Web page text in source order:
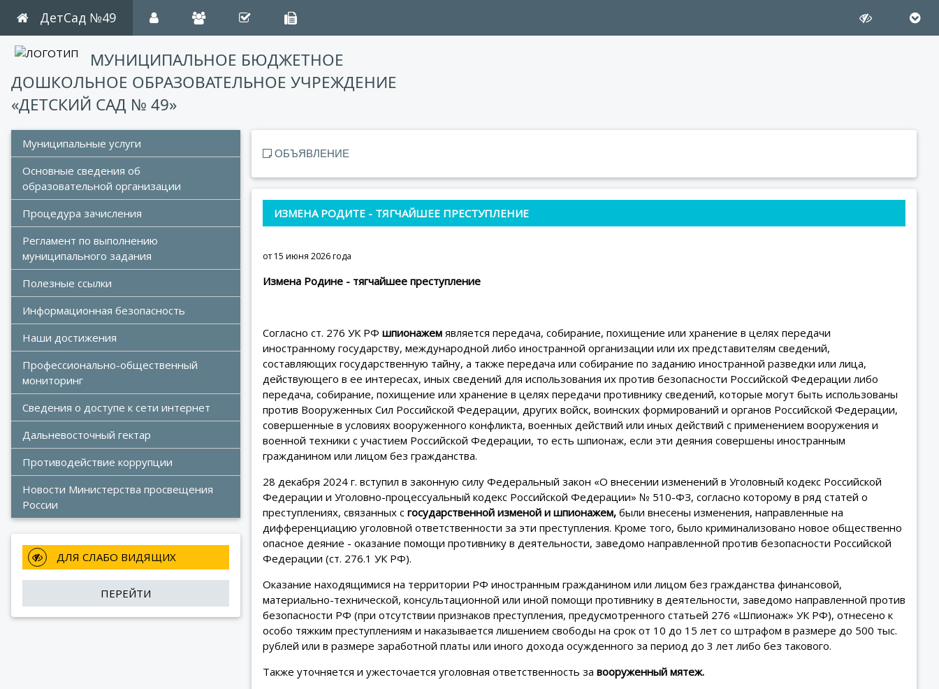
ДетСад №49
МУНИЦИПАЛЬНОЕ БЮДЖЕТНОЕ
ДОШКОЛЬНОЕ ОБРАЗОВАТЕЛЬНОЕ УЧРЕЖДЕНИЕ
«ДЕТСКИЙ САД № 49»
Муниципальные услуги
Основные сведения об
образовательной организации
Процедура зачисления
Регламент по выполнению
муниципального задания
Полезные ссылки
Информационная безопасность
Наши достижения
Профессионально-общественный
мониторинг
Сведения о доступе к сети интернет
Дальневосточный гектар
Противодействие коррупции
Новости Министерства просвещения
России
ДЛЯ СЛАБО ВИДЯЩИХ
ПЕРЕЙТИ
ОБЪЯВЛЕНИЕ
ИЗМЕНА РОДИТЕ - ТЯГЧАЙШЕЕ ПРЕСТУПЛЕНИЕ
от 15 июня 2026 года
Измена Родине - тягчайшее преступление
Согласно ст. 276 УК РФ шпионажемявляется передача, собирание, похищение или хранение в целях передачи
иностранному государству, международной либо иностранной организации или их представителям сведений,
составляющих государственную тайну, а также передача или собирание по заданию иностранной разведки или лица,
действующего в ее интересах, иных сведений для использования их против безопасности Российской Федерации либо
передача, собирание, похищение или хранение в целях передачи противнику сведений, которые могут быть использованы
против Вооруженных Сил Российской Федерации, других войск, воинских формирований и органов Российской Федерации,
совершенные в условиях вооруженного конфликта, военных действий или иных действий с применением вооружения и
военной техники с участием Российской Федерации, то есть шпионаж, если эти деяния совершены иностранным
гражданином или лицом без гражданства.
28 декабря 2024 г. вступил в законную силу Федеральный закон «О внесении изменений в Уголовный кодекс Российской
Федерации и Уголовно-процессуальный кодекс Российской Федерации» № 510-ФЗ, согласно которому в ряд статей о
преступлениях, связанных с государственной изменой и шпионажем,были внесены изменения, направленные на
дифференциацию уголовной ответственности за эти преступления. Кроме того, было криминализовано новое общественно
опасное деяние - оказание помощи противнику в деятельности, заведомо направленной против безопасности Российской
Федерации (ст. 276.1 УК РФ).
Оказание находящимися на территории РФ иностранным гражданином или лицом без гражданства финансовой,
материально-технической, консультационной или иной помощи противнику в деятельности, заведомо направленной против
безопасности РФ (при отсутствии признаков преступления, предусмотренного статьей 276 «Шпионаж» УК РФ), отнесено к
особо тяжким преступлениям и наказывается лишением свободы на срок от 10 до 15 лет со штрафом в размере до 500 тыс.
рублей или в размере заработной платы или иного дохода осужденного за период до 3 лет либо без такового.
Также уточняется и ужесточается уголовная ответственность за вооруженный мятеж.